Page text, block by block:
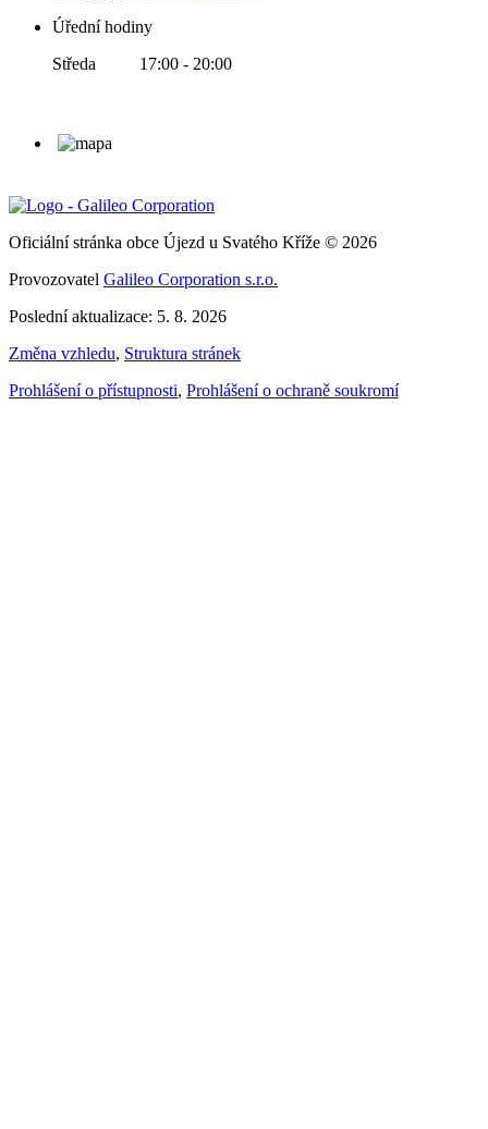
Úřední hodiny
Středa 17:00 - 20:00
Oficiální stránka obce Újezd u Svatého Kříže © 2026
Provozovatel Galileo Corporation s.r.o.
Poslední aktualizace: 5. 8. 2026
Změna vzhledu, Struktura stránek
Prohlášení o přístupnosti, Prohlášení o ochraně soukromí